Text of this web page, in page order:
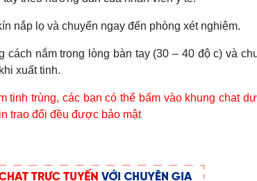
nắp lọ và chuyển ngay đến phòng xét nghiệm.
nắm trong lòng bàn tay (30 – 40 độ c) và
xuất tinh.
tinh trùng, các bạn có thể bấm vào khung chat
trao đổi đều được bảo mật